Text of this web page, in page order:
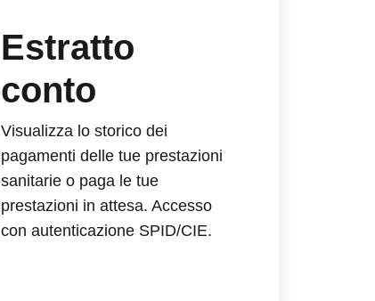
Estratto
conto
Visualizza lo storico dei
pagamenti delle tue prestazioni
sanitarie o paga le tue
prestazioni in attesa. Accesso
con autenticazione SPID/CIE.